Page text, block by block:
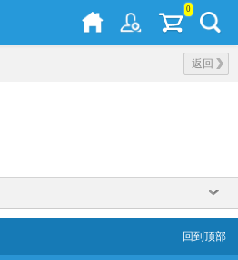
0
返回
回到顶部